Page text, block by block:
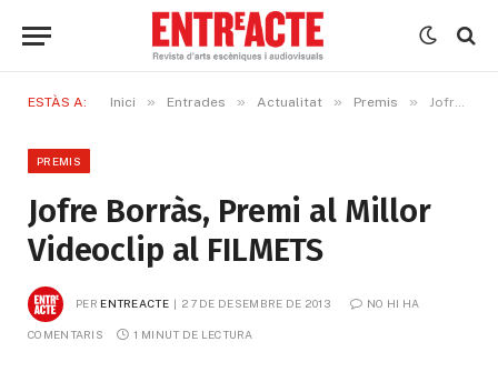
ESTÀS A: Inici » Entrades » Actualitat » Premis » Jofre Borràs, Premi al Millor Videoclip al FILMETS
PREMIS
Jofre Borràs, Premi al Millor
Videoclip al FILMETS
PER ENTREACTE 27 DE DESEMBRE DE 2013 NO HI HA
COMENTARIS 1 MINUT DE LECTURA